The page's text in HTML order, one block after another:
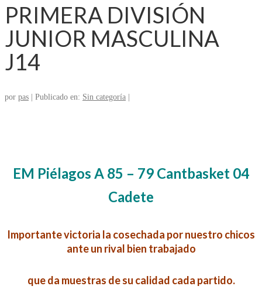
PRIMERA DIVISIÓN
JUNIOR MASCULINA
J14
por pas Publicado en: Sin categoría
EM Piélagos A 85 – 79 Cantbasket 04
Cadete
Importante victoria la cosechada por nuestro chicos
ante un rival bien trabajado
que da muestras de su calidad cada partido.